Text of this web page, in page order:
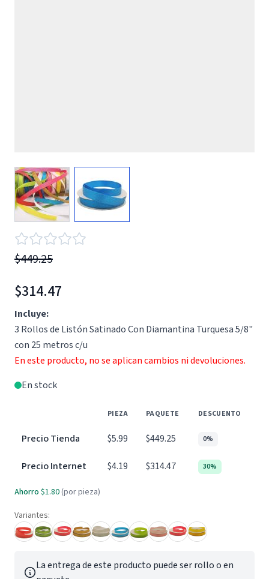
View larger image
$449.25
$314.47
Incluye:
3 Rollos de Listón Satinado Con Diamantina Turquesa 5/8"
con 25 metros c/u
En este producto, no se aplican cambios ni devoluciones.
En stock
PIEZA PAQUETE DESCUENTO
Precio Tienda $5.99 $449.25 0%
Precio Internet $4.19 $314.47 30%
Ahorro $1.80 (por pieza)
Variantes:
La entrega de este producto puede ser rollo o en